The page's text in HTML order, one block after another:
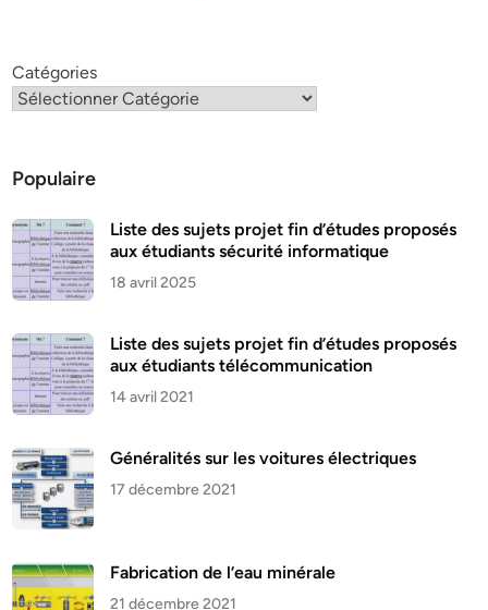
Catégories
Populaire
Liste des sujets projet fin d’études proposés
aux étudiants sécurité informatique
18 avril 2025
Liste des sujets projet fin d’études proposés
aux étudiants télécommunication
14 avril 2021
Généralités sur les voitures électriques
17 décembre 2021
Fabrication de l’eau minérale
21 décembre 2021